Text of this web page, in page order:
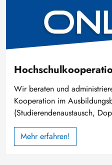
Wir beraten und
Kooperation im
(Studierendenaustausch,
Mehr erfahren!